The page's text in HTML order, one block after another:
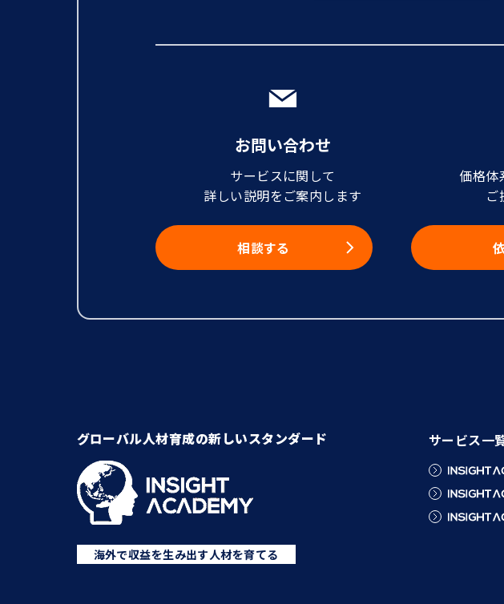
お問い合わせ
サービスに関して
詳しい説明をご案内します
相談する
価格体
ご
グローバル人材育成の新しいスタンダード
海外で収益を生み出す人材を育てる
サービス一